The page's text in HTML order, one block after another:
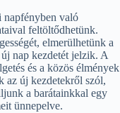
napfényben való
feltöltődhetünk.
elmerülhetünk a
nap kezdetét jelzik. A
és a közös élmények
az új kezdetekről szól,
a barátainkkal egy
ünnepelve.